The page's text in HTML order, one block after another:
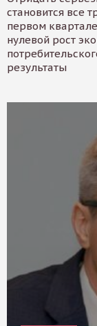
становится все
первом
нулевой рост
результаты